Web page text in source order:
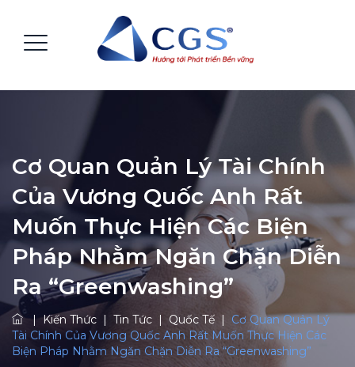
Cơ Quan Quản Lý Tài Chính
Của Vương Quốc Anh Rất
Muốn Thực Hiện Các Biện
Pháp Nhằm Ngăn Chặn Diễn
Ra “Greenwashing”
|Kiến Thức | Tin Tức | Quốc Tế | Cơ Quan Quản Lý
Tài Chính Của Vương Quốc Anh Rất Muốn Thực Hiện Các
Biện Pháp Nhằm Ngăn Chặn Diễn Ra “Greenwashing”